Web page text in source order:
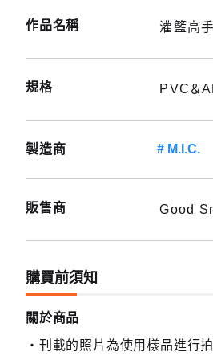
作品名稱 灌籃高手
規格 PVC＆
製造商 M.I.C.
販售商 Good
購買前須知
關於商品
刊載的照片為使用樣品進行